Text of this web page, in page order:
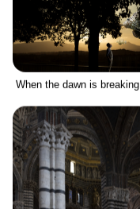
When the dawn is breaking